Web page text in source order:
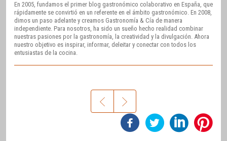
En 2005, fundamos el primer blog gastronómico colaborativo en España, que
rápidamente se convirtió en un referente en el ámbito gastronómico. En 2008,
dimos un paso adelante y creamos Gastronomía & Cía de manera
independiente. Para nosotros, ha sido un sueño hecho realidad combinar
nuestras pasiones por la gastronomía, la creatividad y la divulgación. Ahora
nuestro objetivo es inspirar, informar, deleitar y conectar con todos los
entusiastas de la cocina.